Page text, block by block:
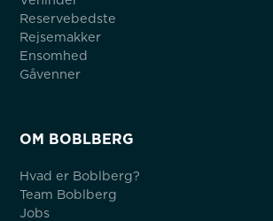
Reservebedste
Rejsemakker
Ensomhed
Gåvenner
OM BOBLBERG
Hvad er Boblberg?
Team Boblberg
Jobs